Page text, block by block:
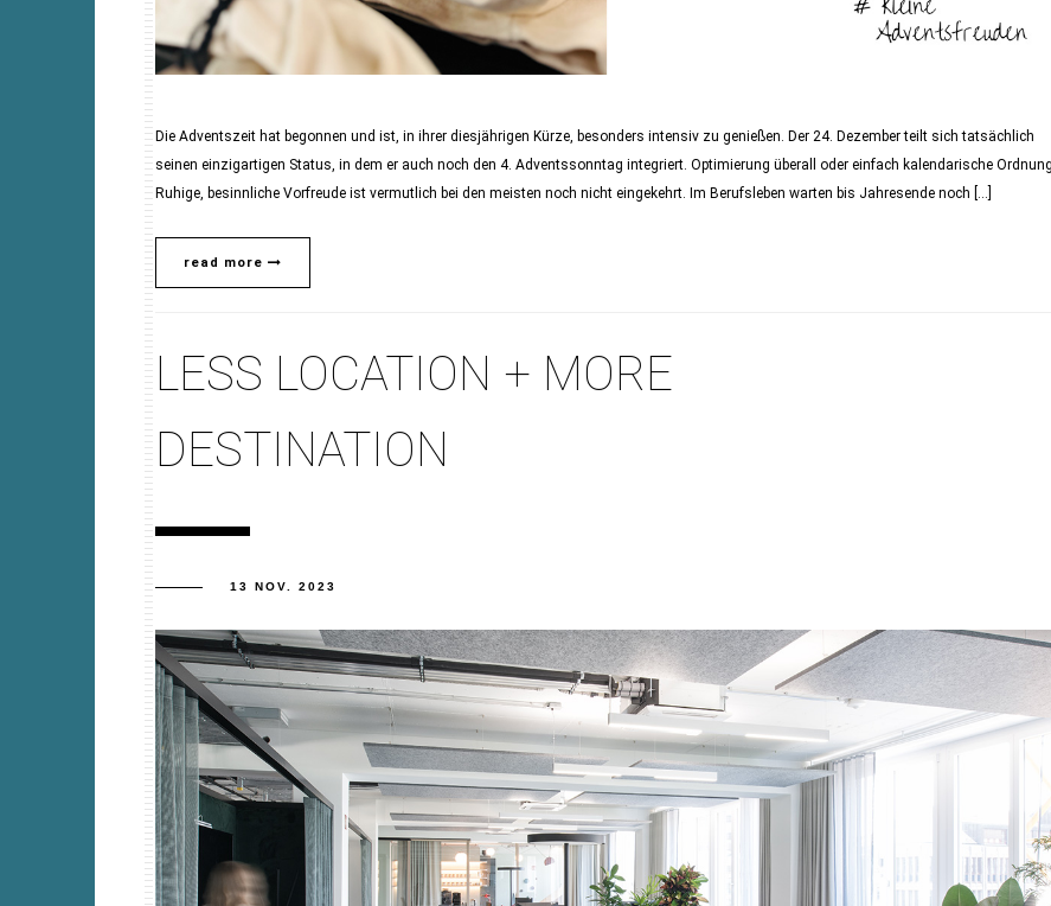
Die Adventszeit hat begonnen und ist, in ihrer diesjährigen Kürze, besonders intensiv zu genießen. Der 24. Dezember teilt sich tatsächlich
seinen einzigartigen Status, in dem er auch noch den 4. Adventssonntag integriert. Optimierung überall oder einfach kalendarische
Ruhige, besinnliche Vorfreude ist vermutlich bei den meisten noch nicht eingekehrt. Im Berufsleben warten bis Jahresende noch […]
read more
LESS LOCATION + MORE
13 NOV. 2023